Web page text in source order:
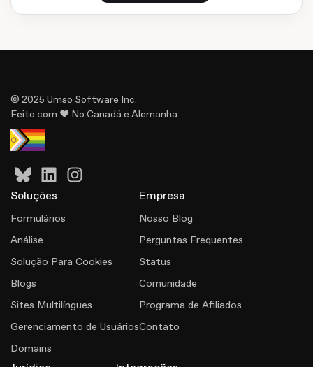
© 2025 Umso Software Inc.
Feito com ♥ No Canadá e Alemanha
Soluçōes
Formulários
Análise
Solução Para Cookies
Blogs
Sites Multilíngues
Gerenciamento de Usuários
Domains
Empresa
Nosso Blog
Perguntas Frequentes
Status
Comunidade
Programa de Afiliados
Contato